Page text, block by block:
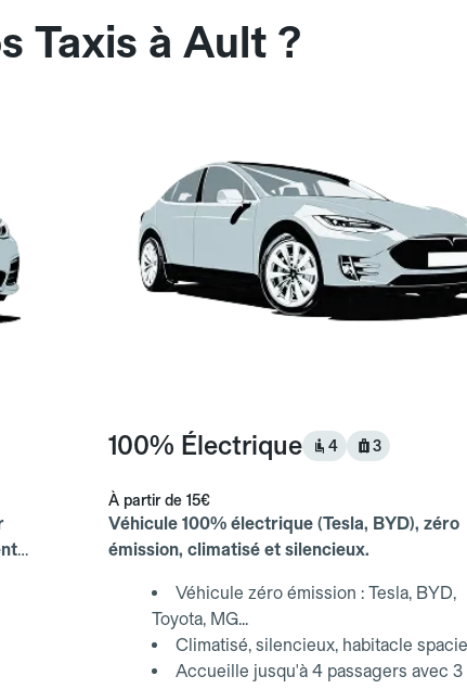
Taxis à Ault ?
100% Électrique 4 3
À partir de 15€
Véhicule 100% électrique (Tesla, BYD), zéro
émission, climatisé et silencieux.
Véhicule zéro émission : Tesla, BYD,
Toyota, MG...
Climatisé, silencieux, habitacle
Accueille jusqu'à 4 passagers avec 3